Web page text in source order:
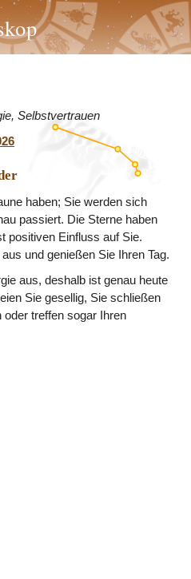
Selbstvertrauen
haben; Sie werden sich
passiert. Die Sterne haben
positiven Einfluss auf Sie.
und genießen Sie Ihren Tag.
aus, deshalb ist genau heute
Sie gesellig, Sie schließen
treffen sogar Ihren